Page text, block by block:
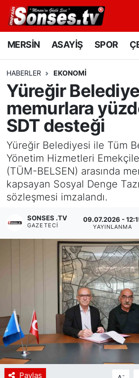
MERSİN ASAYİŞ SPOR
HABERLER EKONOMİ
Yüreğir
memurlara
SDT desteği
Yüreğir Belediyesi ile Tüm
Yönetim Hizmetleri
(TÜM-BELSEN) arasında
kapsayan Sosyal Denge
sözleşmesi imzalandı.
SONSES .TV
GAZETECI
09.07.2026 -
YAYINLANMA
Paylaş -
MERSİN
SPOR
GÜNÜN MANŞETİ
DÜNYA
KÜLTÜR - SANAT
MAGAZİN
SAĞLIK
Siyaset
YEREL HABER
Haberde insan
Tanıtım
Mersin Nöbetçi Eczaneler
Mersin Namaz Vakitleri
Mersin Trafik Yoğunluk
Süper Lig Puan Durumu ve
Tüm Manşetler
Son Dakika Haberleri
Haber Arşivi